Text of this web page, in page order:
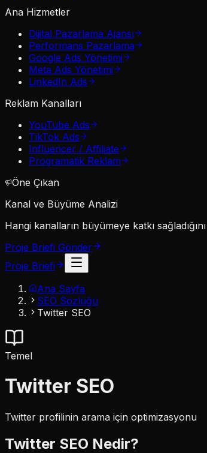
Ana Hizmetler
Dijital Pazarlama Ajansı
Performans Pazarlama
Google Ads Yönetimi
Meta Ads Yönetimi
LinkedIn Ads
Reklam Kanalları
YouTube Ads
TikTok Ads
Influencer / Affiliate
Programatik Reklam
Öne Çıkan
Kanal ve Büyüme Analizi
Hangi kanalların büyümeye katkı
Proje Briefi Gönder
Proje Briefi
Ana Sayfa
SEO Sözlüğü
Twitter SEO
Temel
Twitter SEO
Twitter profilinin arama için optimizasyonu
Twitter SEO Nedir?